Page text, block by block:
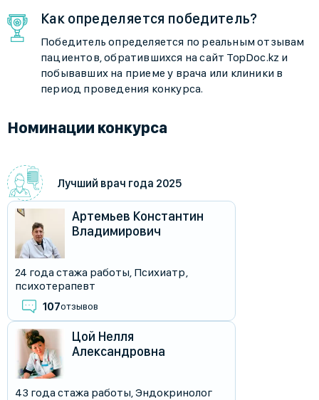
Как определяется победитель?
Победитель определяется по реальным отзывам
пациентов, обратившихся на сайт TopDoc.kz и
побывавших на приеме у врача или клиники в
период проведения конкурса.
Номинации конкурса
Лучший врач года 2025
Артемьев Константин
Владимирович
24 года стажа работы, Психиатр,
психотерапевт
107отзывов
Цой Нелля
Александровна
43 года стажа работы,Эндокринолог